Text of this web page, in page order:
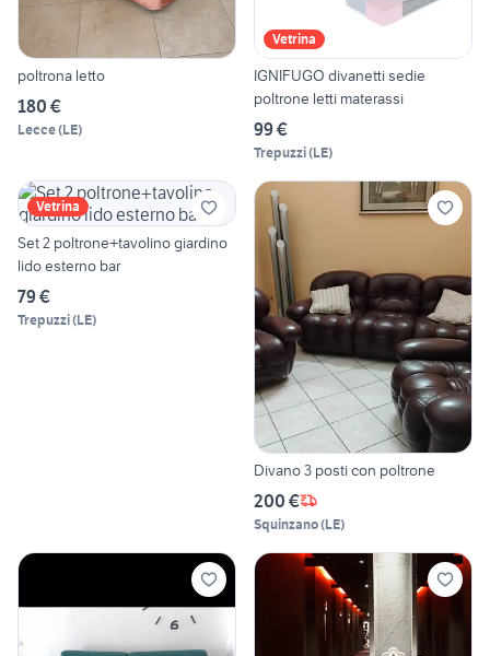
poltrona letto
180 €
Lecce(LE)
Vetrina
IGNIFUGO divanetti sedie
poltrone letti materassi
99 €
Trepuzzi(LE)
Vetrina
Set 2 poltrone+tavolino giardino
lido esterno bar
79 €
Trepuzzi(LE)
Divano 3 posti con poltrone
200 €
Squinzano(LE)